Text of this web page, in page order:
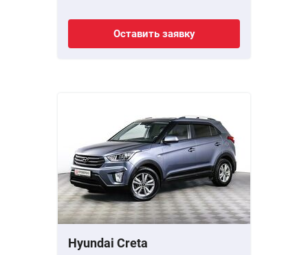
Оставить заявку
Hyundai Creta